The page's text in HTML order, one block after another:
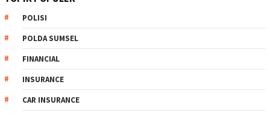
POLISI
POLDA SUMSEL
FINANCIAL
INSURANCE
CAR INSURANCE